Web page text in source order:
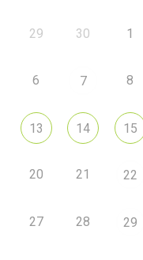
29 30 1
6 7 8
13 14 15
20 21 22
27 28 29